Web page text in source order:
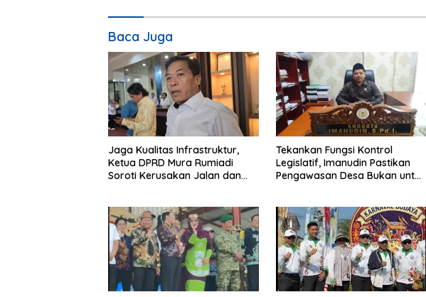
Baca Juga
Jaga Kualitas Infrastruktur,
Ketua DPRD Mura Rumiadi
Soroti Kerusakan Jalan dan
Tekankan Fungsi Kontrol
Legislatif, Imanudin Pastikan
Pengawasan Desa Bukan untuk